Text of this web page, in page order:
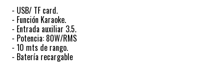
- USB/ TF card.
- Función Karaoke.
- Entrada auxiliar 3.5.
- Potencia: 80W/RMS
- 10 mts de rango.
- Batería recargable